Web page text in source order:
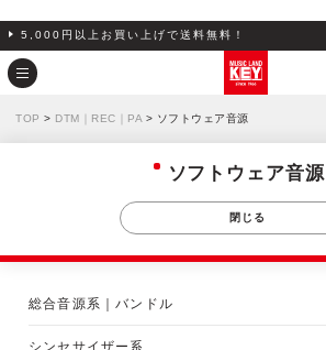
5,000円以上お買い上げで送料無料！
TOP > DTM｜REC｜PA > ソフトウェア音源
ソフトウェア音源
総合音源系｜バンドル
シンセサイザー系